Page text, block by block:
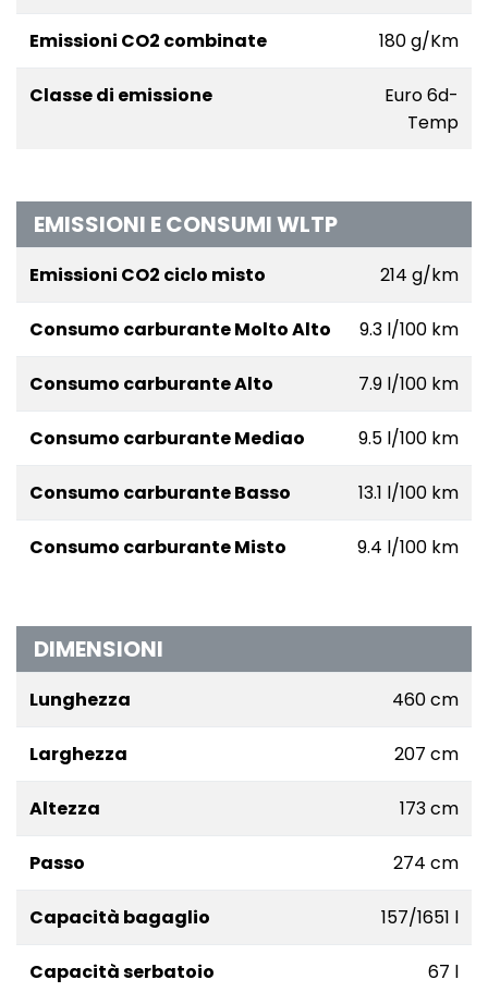
Emissioni CO2 combinate 180 g/Km
Classe di emissione
Euro 6d-
Temp
EMISSIONI E CONSUMI WLTP
Emissioni CO2 ciclo misto 214 g/km
Consumo carburante Molto Alto 9.3 l/100 km
Consumo carburante Alto 7.9 l/100 km
Consumo carburante Mediao 9.5 l/100 km
Consumo carburante Basso 13.1 l/100 km
Consumo carburante Misto 9.4 l/100 km
DIMENSIONI
Lunghezza 460 cm
Larghezza 207 cm
Altezza 173 cm
Passo 274 cm
Capacità bagaglio 157/1651 l
Capacità serbatoio 67 l